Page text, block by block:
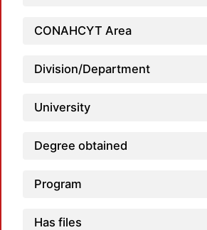
CONAHCYT Area
Division/Department
University
Degree obtained
Program
Has files